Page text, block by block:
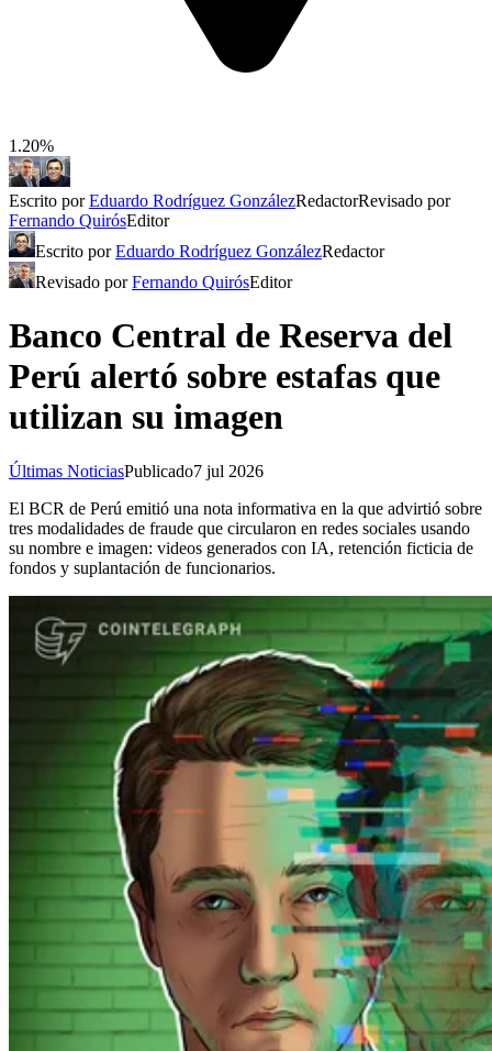
1.20%
Escrito porEduardo Rodríguez GonzálezRedactorRevisado por
Fernando QuirósEditor
Escrito porEduardo Rodríguez GonzálezRedactor
Revisado porFernando QuirósEditor
Banco Central de Reserva del
Perú alertó sobre estafas que
utilizan su imagen
Últimas NoticiasPublicado7 jul 2026
El BCR de Perú emitió una nota informativa en la que advirtió sobre
tres modalidades de fraude que circularon en redes sociales usando
su nombre e imagen: videos generados con IA, retención ficticia de
fondos y suplantación de funcionarios.